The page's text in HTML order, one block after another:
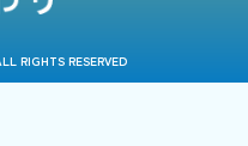
RIGHTS RESERVED